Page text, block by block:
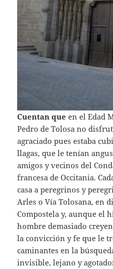
Cuentan que en el Edad
Pedro de Tolosa no
agraciado pues estaba
llagas, que le tenían
amigos y vecinos del
francesa de Occitania.
casa a peregrinos y
Arles o Vía Tolosana, en
Compostela y, aunque el
hombre demasiado
la convicción y fe que le
caminantes en la
invisible, lejano y